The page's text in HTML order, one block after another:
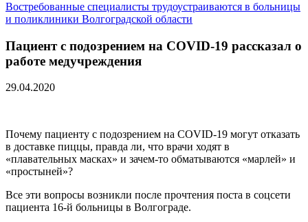
Востребованные специалисты трудоустраиваются в больницы
и поликлиники Волгоградской области
Пациент с подозрением на COVID-19 рассказал о
работе медучреждения
29.04.2020
Почему пациенту с подозрением на COVID-19 могут отказать
в доставке пиццы, правда ли, что врачи ходят в
«плавательных масках» и зачем-то обматываются «марлей» и
«простыней»?
Все эти вопросы возникли после прочтения поста в соцсети
пациента 16-й больницы в Волгограде.